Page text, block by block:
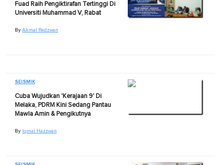
Fuad Raih Pengiktirafan Tertinggi Di
Universiti Muhammad V, Rabat
By Akmal Redzwan
SEISMIK
Cuba Wujudkan 'Kerajaan 9' Di
Melaka, PDRM Kini Sedang Pantau
Mawla Amin & Pengikutnya
By Iqmal Hazzwan